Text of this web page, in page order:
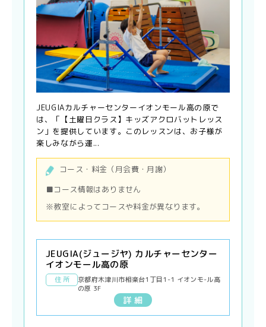
JEUGIAカルチャーセンターイオンモール高の原で
は、「【土曜日クラス】キッズアクロバットレッス
ン」を提供しています。このレッスンは、お子様が
楽しみながら運...
コース・料金（月会費・月謝）
■コース情報はありません
※教室によってコースや料金が異なります。
JEUGIA(ジュージヤ) カルチャーセンター
イオンモール高の原
住 所
京都府木津川市相楽台1丁目1-1 イオンモ-ル高
の原 3F
詳 細